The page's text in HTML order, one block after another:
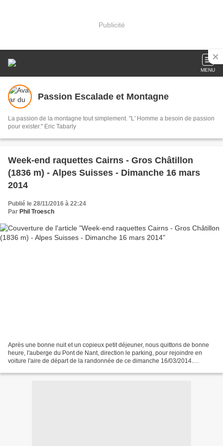
Publicité
MENU
Passion Escalade et Montagne
La passion de la montagne tout simplement. "L' Homme a besoin de passion
pour exister." Eric Tabarly
Week-end raquettes Cairns - Gros Châtillon
(1836 m) - Alpes Suisses - Dimanche 16 mars
2014
Publié le 28/11/2016 à 22:24
Par Phil Troesch
Après une bonne nuit et un copieux petit déjeuner, nous quittons de bonne
heure, l'auberge du Pont de Nant, direction le parking, pour rejoindre en
voiture l'aire de départ de la randonnée de ce dimanche 16/03/2014.